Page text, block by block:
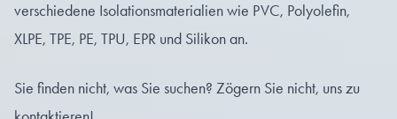
verschiedene Isolationsmaterialien wie PVC, Polyolefin,
XLPE, TPE, PE, TPU, EPR und Silikon an.
Sie finden nicht, was Sie suchen? Zögern Sie nicht, uns zu